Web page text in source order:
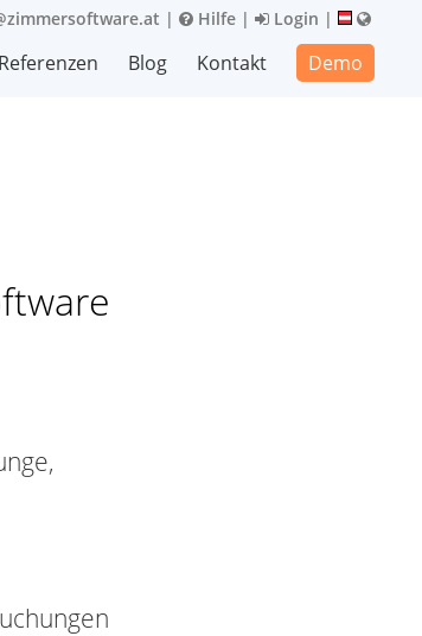
| Hilfe | Login |
Referenzen Blog Kontakt Demo